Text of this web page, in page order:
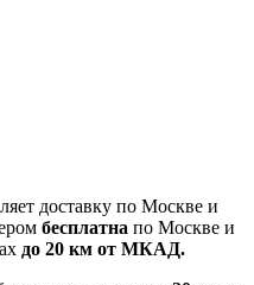
доставку по Москве и
бесплатна по Москве и
до 20 км от МКАД.